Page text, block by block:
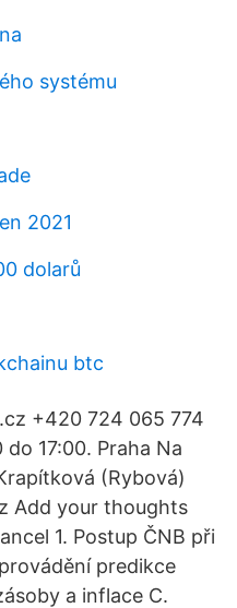
systému
2021
dolarů
btc
+420 724 065 774
17:00. Praha Na
(Rybová)
Add your thoughts
1. Postup ČNB při
predikce
a inflace C.